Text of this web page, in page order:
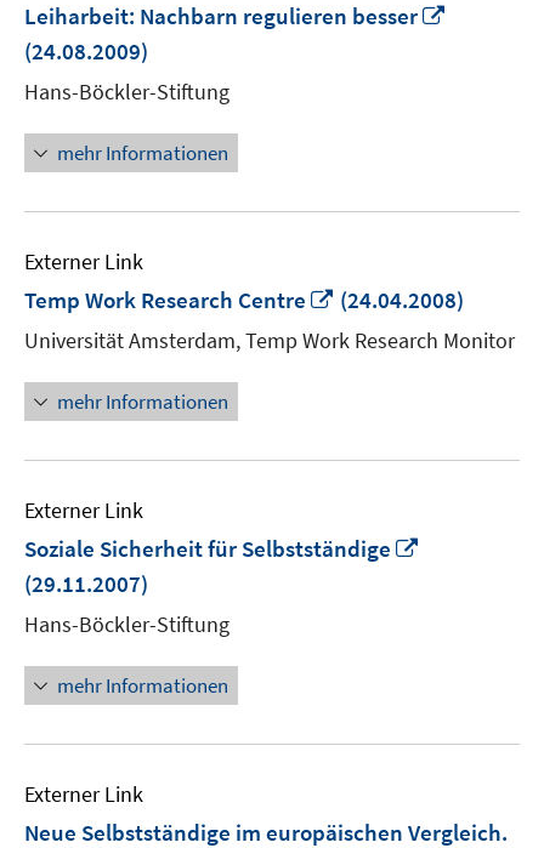
Leiharbeit: Nachbarn regulieren besser
(24.08.2009)
Hans-Böckler-Stiftung
mehr Informationen
Externer Link
Temp Work Research Centre
In
neuem
Fenster
(24.04.2008)
Universität Amsterdam, Temp Work Research Monitor
mehr Informationen
Externer Link
Soziale Sicherheit für Selbstständige
(29.11.2007)
Hans-Böckler-Stiftung
mehr Informationen
Externer Link
Neue Selbstständige im europäischen Vergleich.